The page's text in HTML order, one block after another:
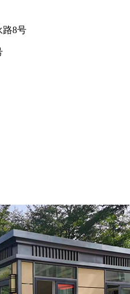
路8号